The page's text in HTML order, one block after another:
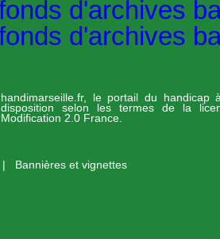
handimarseille.fr, le portail du handicap
disposition selon les termes de la
Modification 2.0 France.
Bannières et vignettes